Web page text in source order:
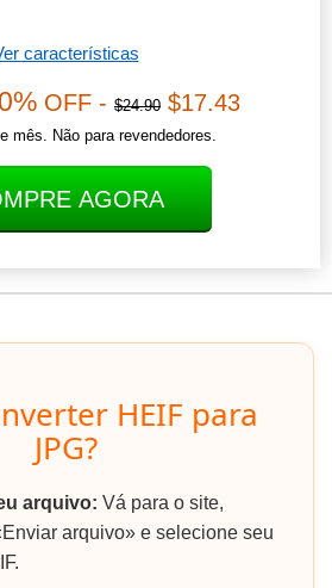
características
OFF - $24.90 $17.43
mês. Não para revendedores.
AGORA
HEIF para
JPG?
arquivo: Vá para o site,
arquivo» e selecione seu